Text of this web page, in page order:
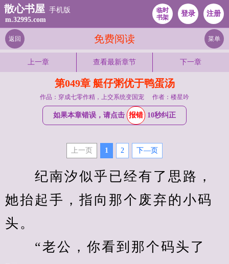
散心书屋 手机版
m.32995.com
临时
书架
登录 注册
免费阅读
返回 菜单
上一章 查看最新章节 下一章
第049章 艇仔粥优于鸭蛋汤
作品：穿成七零作精，上交系统变国宠 作者：楼星吟
如果本章错误，请点击 报错 10秒纠正
上一页 1 2 下—页
纪南汐似乎已经有了思路，
她抬起手，指向那个废弃的小码
头。
“老公，你看到那个码头了